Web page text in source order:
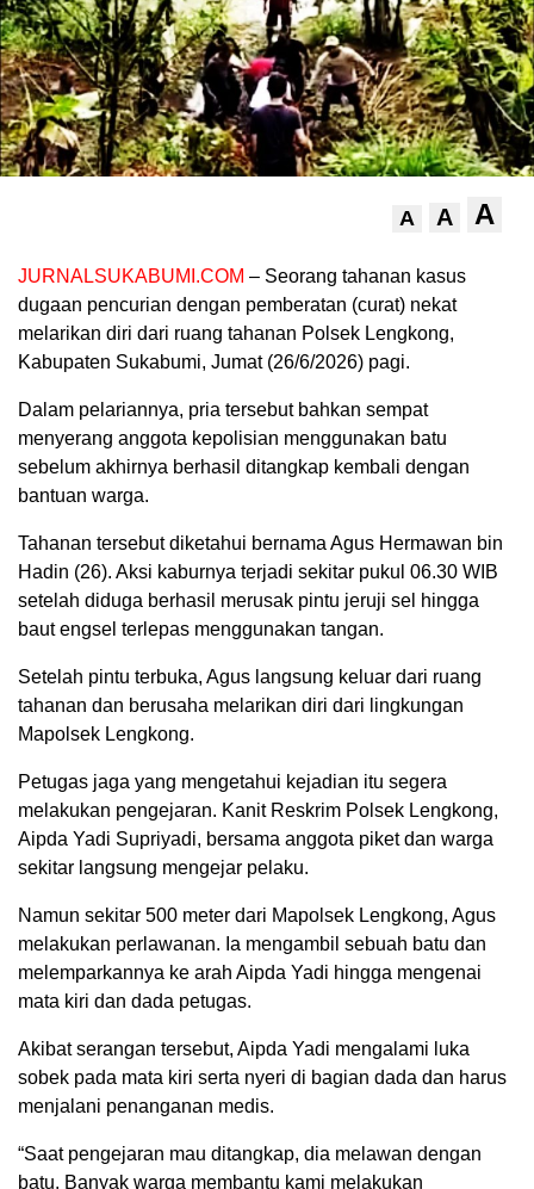
A A A
JURNALSUKABUMI.COM – Seorang tahanan kasus
dugaan pencurian dengan pemberatan (curat) nekat
melarikan diri dari ruang tahanan Polsek Lengkong,
Kabupaten Sukabumi, Jumat (26/6/2026) pagi.
Dalam pelariannya, pria tersebut bahkan sempat
menyerang anggota kepolisian menggunakan batu
sebelum akhirnya berhasil ditangkap kembali dengan
bantuan warga.
Tahanan tersebut diketahui bernama Agus Hermawan bin
Hadin (26). Aksi kaburnya terjadi sekitar pukul 06.30 WIB
setelah diduga berhasil merusak pintu jeruji sel hingga
baut engsel terlepas menggunakan tangan.
Setelah pintu terbuka, Agus langsung keluar dari ruang
tahanan dan berusaha melarikan diri dari lingkungan
Mapolsek Lengkong.
Petugas jaga yang mengetahui kejadian itu segera
melakukan pengejaran. Kanit Reskrim Polsek Lengkong,
Aipda Yadi Supriyadi, bersama anggota piket dan warga
sekitar langsung mengejar pelaku.
Namun sekitar 500 meter dari Mapolsek Lengkong, Agus
melakukan perlawanan. Ia mengambil sebuah batu dan
melemparkannya ke arah Aipda Yadi hingga mengenai
mata kiri dan dada petugas.
Akibat serangan tersebut, Aipda Yadi mengalami luka
sobek pada mata kiri serta nyeri di bagian dada dan harus
menjalani penanganan medis.
“Saat pengejaran mau ditangkap, dia melawan dengan
batu. Banyak warga membantu kami melakukan